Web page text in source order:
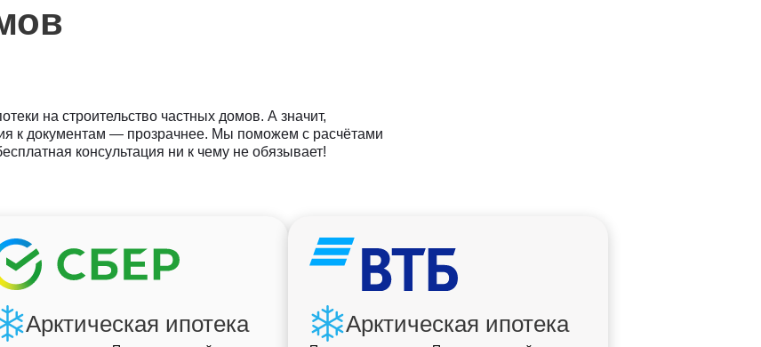
на строительство частных домов. А значит,
к документам — прозрачнее. Мы поможем с расчётами
консультация ни к чему не обязывает!
Арктическая ипотека Арктическая ипотека